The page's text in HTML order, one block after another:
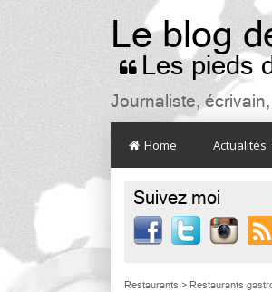
Le blog
 Les pieds
Journaliste,
Home Actualités
Suivez moi

Restaurants > Restaurants